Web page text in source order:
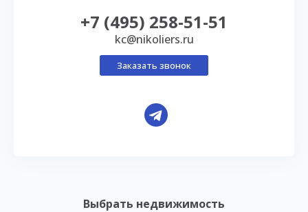
Выбрать недвижимость
+7 (495) 258-51-51
kc@nikoliers.ru
Заказать звонок